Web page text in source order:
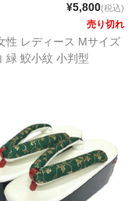
¥5,800(税込)
売り切れ
性 レディース Mサイズ
緑 鮫小紋 小判型